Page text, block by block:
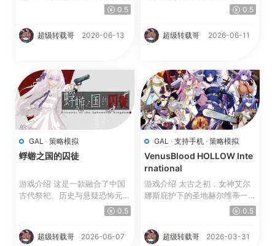
oguelite游戏，你可以自... 0.5
超级转载哥 2026-06-13
合了精彩的叙事与电影般的...0.5
超级转载哥 2026-06-11
GAL · 策略模拟
蜉蝣之国的囚徒
游戏介绍 这是一款融合了中国
古代祭祀、历史与悬疑恐怖元素
0.5
超级转载哥 2026-06-07
GAL · 支持手机 · 策略模拟
VenusBlood HOLLOW Inte
rnational
游戏介绍 太古之初，女神艾尔
娜斯庇护下的圣地赫尔维蒂一片
0.5
超级转载哥 2026-03-31